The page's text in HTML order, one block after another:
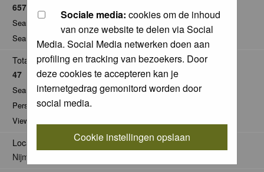
Sociale media: cookies om de inhoud
van onze website te delen via Social
Media. Social Media netwerken doen aan
profiling en tracking van bezoekers. Door
deze cookies te accepteren kan je
internetgedrag gemonitord worden door
social media.
Cookie instellingen opslaan
657
Search for comments by this user
Search for all nominations given by this user
Total Pics:
47
Search for pics made by Jelger Herder
Personal Gallery of Jelger Herder
View comments on pics of Jelger Herder
Location:
Nijmegen